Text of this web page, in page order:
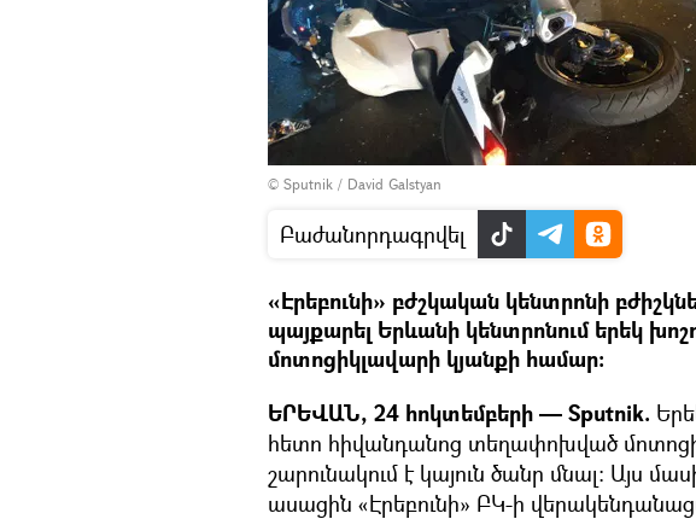
© Sputnik / David Galstyan
Բաժանորդագրվել
«Էրեբունի» բժշկական կենտրոնի
պայքարել Երևանի կենտրոնում երեկ
մոտոցիկլավարի կյանքի համար։
ԵՐԵՎԱՆ, 24 հոկտեմբերի — Sputnik.
հետո հիվանդանոց տեղափոխված
շարունակում է կայուն ծանր մնալ։ Այս
ասացին «Էրեբունի» ԲԿ-ի